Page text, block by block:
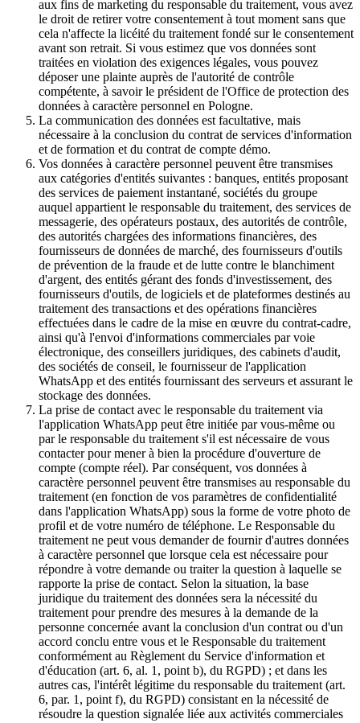
aux fins de marketing du responsable du traitement, vous avez
le droit de retirer votre consentement à tout moment sans que
cela n'affecte la licéité du traitement fondé sur le consentement
avant son retrait. Si vous estimez que vos données sont
traitées en violation des exigences légales, vous pouvez
déposer une plainte auprès de l'autorité de contrôle
compétente, à savoir le président de l'Office de protection des
données à caractère personnel en Pologne.
La communication des données est facultative, mais
nécessaire à la conclusion du contrat de services d'information
et de formation et du contrat de compte démo.
Vos données à caractère personnel peuvent être transmises
aux catégories d'entités suivantes : banques, entités proposant
des services de paiement instantané, sociétés du groupe
auquel appartient le responsable du traitement, des services de
messagerie, des opérateurs postaux, des autorités de contrôle,
des autorités chargées des informations financières, des
fournisseurs de données de marché, des fournisseurs d'outils
de prévention de la fraude et de lutte contre le blanchiment
d'argent, des entités gérant des fonds d'investissement, des
fournisseurs d'outils, de logiciels et de plateformes destinés au
traitement des transactions et des opérations financières
effectuées dans le cadre de la mise en œuvre du contrat-cadre,
ainsi qu'à l'envoi d'informations commerciales par voie
électronique, des conseillers juridiques, des cabinets d'audit,
des sociétés de conseil, le fournisseur de l'application
WhatsApp et des entités fournissant des serveurs et assurant le
stockage des données.
La prise de contact avec le responsable du traitement via
l'application WhatsApp peut être initiée par vous-même ou
par le responsable du traitement s'il est nécessaire de vous
contacter pour mener à bien la procédure d'ouverture de
compte (compte réel). Par conséquent, vos données à
caractère personnel peuvent être transmises au responsable du
traitement (en fonction de vos paramètres de confidentialité
dans l'application WhatsApp) sous la forme de votre photo de
profil et de votre numéro de téléphone. Le Responsable du
traitement ne peut vous demander de fournir d'autres données
à caractère personnel que lorsque cela est nécessaire pour
répondre à votre demande ou traiter la question à laquelle se
rapporte la prise de contact. Selon la situation, la base
juridique du traitement des données sera la nécessité du
traitement pour prendre des mesures à la demande de la
personne concernée avant la conclusion d'un contrat ou d'un
accord conclu entre vous et le Responsable du traitement
conformément au Règlement du Service d'information et
d'éducation (art. 6, al. 1, point b), du RGPD) ; et dans les
autres cas, l'intérêt légitime du responsable du traitement (art.
6, par. 1, point f), du RGPD) consistant en la nécessité de
résoudre la question signalée liée aux activités commerciales